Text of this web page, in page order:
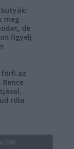
meg
de
figyelj
férfi az
róla